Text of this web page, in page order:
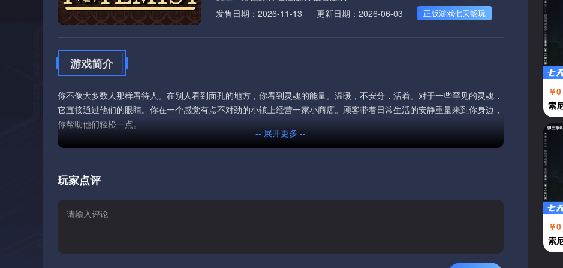
发售日期：2026-11-13
更新日期：2026-06-03 正版游戏七天畅玩
游戏简介
你不像大多数人那样看待人。在别人看到面孔的地方，你看到灵魂的能量。温暖，不安分，活着。对于一些罕见的灵魂，
它直接通过他们的眼睛。你在一个感觉有点不对劲的小镇上经营一家小商店。顾客带着日常生活的安静重量来到你身边，
你帮助他们轻松一点。
-- 展开更多 --
玩家点评
￥0
￥0